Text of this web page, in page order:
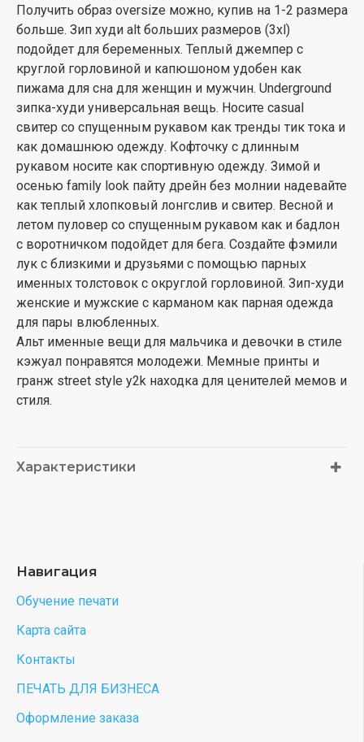
Получить образ oversize можно, купив на 1-2 размера
больше. Зип худи alt больших размеров (3xl)
подойдет для беременных. Теплый джемпер с
круглой горловиной и капюшоном удобен как
пижама для сна для женщин и мужчин. Underground
зипка-худи универсальная вещь. Носите casual
свитер со спущенным рукавом как тренды тик тока и
как домашнюю одежду. Кофточку с длинным
рукавом носите как спортивную одежду. Зимой и
осенью family look пайту дрейн без молнии надевайте
как теплый хлопковый лонгслив и свитер. Весной и
летом пуловер со спущенным рукавом как и бадлон
с воротничком подойдет для бега. Создайте фэмили
лук с близкими и друзьями с помощью парных
именных толстовок с округлой горловиной. Зип-худи
женские и мужские с карманом как парная одежда
для пары влюбленных.
Альт именные вещи для мальчика и девочки в стиле
кэжуал понравятся молодежи. Мемные принты и
гранж street style y2k находка для ценителей мемов и
стиля.
Характеристики
Навигация
Обучение печати
Карта сайта
Контакты
ПЕЧАТЬ ДЛЯ БИЗНЕСА
Оформление заказа